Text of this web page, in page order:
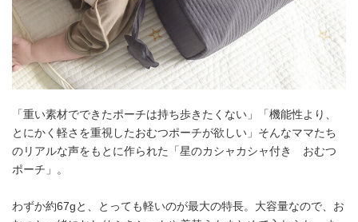
「重い素材でできたポーチは持ち歩きたくない」「機能性より、
とにかく軽さを重視したおむつポーチが欲しい」そんなママたち
のリアルな声をもとに作られた「星のカシャカシャ付き おむつ
ポーチ」。
わずか約67gと、とっても軽いのが最大の特長。大容量なので、お